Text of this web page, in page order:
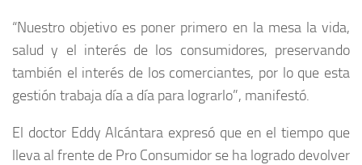
“Nuestro objetivo es poner primero en la mesa la vida,
salud y el interés de los consumidores, preservando
también el interés de los comerciantes, por lo que esta
gestión trabaja día a día para lograrlo”, manifestó.
El doctor Eddy Alcántara expresó que en el tiempo que
lleva al frente de Pro Consumidor se ha logrado devolver